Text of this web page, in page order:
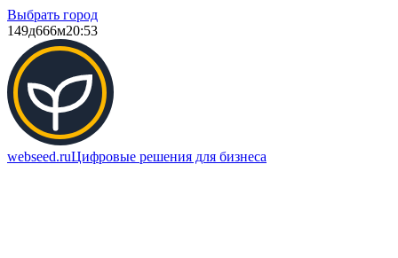
Выбрать город
149д666м20:53
webseed.ruЦифровые решения для бизнеса